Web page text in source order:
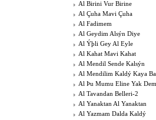
Al Birini Vur Birine
Al Çuha Mavi Çuha
Al Fadimem
Al Geydim Alsýn Diye
Al Ýþli Gey Al Eyle
Al Kahat Mavi Kahat
Al Mendil Sende Kalsýn
Al Mendilim Kaldý Kaya
Al Þu Mumu Eline Yak
Al Tavandan Belleri-2
Al Yanaktan Al Yanaktan
Al Yazmam Dalda Kaldý